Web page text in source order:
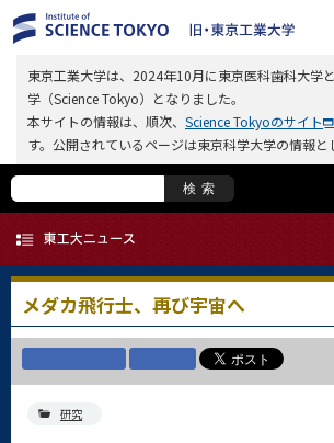
東京工業大学は、2024年10月に東京医科歯科大学
学（Science Tokyo）となりました。
本サイトの情報は、順次、 Science Tokyoのサイト
す。公開されているページは東京科学大学の情報と
検索
メダカ飛行士、再び宇宙へ
研究